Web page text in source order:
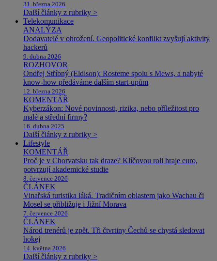
31. března 2026
Další články z rubriky >
Telekomunikace
ANALÝZA
Dodavatelé v ohrožení. Geopolitické konflikt zvyšují aktivity
hackerů
9. dubna 2026
ROZHOVOR
Ondřej Stříbný (Eldison): Rosteme spolu s Mews, a nabyté
know-how předáváme dalším start-upům
12. března 2026
KOMENTÁŘ
Kyberzákon: Nové povinnosti, rizika, nebo příležitost pro
malé a střední firmy?
16. dubna 2025
Další články z rubriky >
Lifestyle
KOMENTÁŘ
Proč je v Chorvatsku tak draze? Klíčovou roli hraje euro,
potvrzují akademické studie
8. července 2026
ČLÁNEK
Vinařská turistika láká. Tradičním oblastem jako Wachau či
Mosel se přibližuje i Jižní Morava
7. července 2026
ČLÁNEK
Národ trenérů je zpět. Tři čtvrtiny Čechů se chystá sledovat
hokej
14. května 2026
Další články z rubriky >